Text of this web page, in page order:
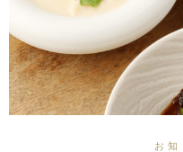
お知